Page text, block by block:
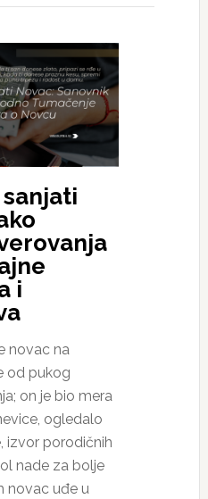
i
novac na
od pukog
on je bio mera
ogledalo
izvor porodičnih
nade za bolje
novac uđe u